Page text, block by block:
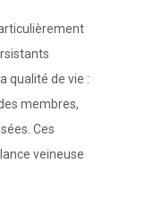
qualité de vie :
membres,
Ces
veineuse